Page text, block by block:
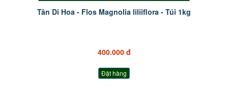
Tân Di Hoa - Flos Magnolia liliiflora - Túi 1kg
400.000 đ
Đặt hàng